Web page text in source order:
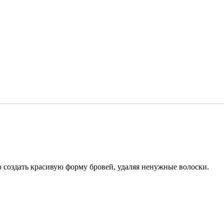
красивую форму бровей, удаляя ненужные волоски.